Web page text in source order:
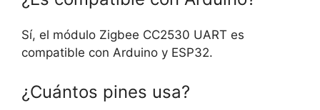
Sí, el módulo Zigbee CC2530 UART es
compatible con Arduino y ESP32.
¿Cuántos pines usa?